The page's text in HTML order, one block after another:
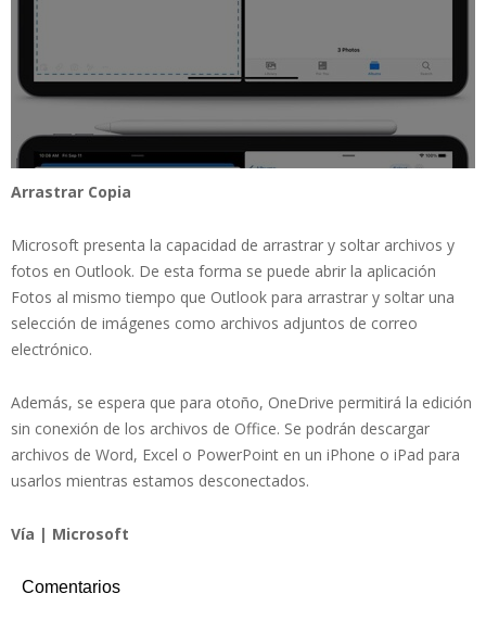
Arrastrar Copia
Microsoft presenta la capacidad de arrastrar y soltar archivos y
fotos en Outlook. De esta forma se puede abrir la aplicación
Fotos al mismo tiempo que Outlook para arrastrar y soltar una
selección de imágenes como archivos adjuntos de correo
electrónico.
Además, se espera que para otoño, OneDrive permitirá la edición
sin conexión de los archivos de Office. Se podrán descargar
archivos de Word, Excel o PowerPoint en un iPhone o iPad para
usarlos mientras estamos desconectados.
Vía | Microsoft
Comentarios